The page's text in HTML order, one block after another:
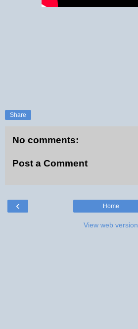
Share
No comments:
Post a Comment
‹ Home
View web version